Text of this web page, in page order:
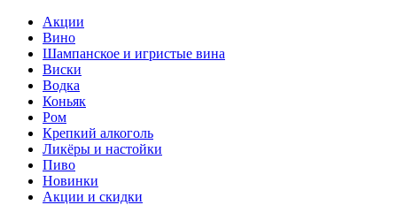
Акции
Вино
Шампанское и игристые вина
Виски
Водка
Коньяк
Ром
Крепкий алкоголь
Ликёры и настойки
Пиво
Новинки
Акции и скидки